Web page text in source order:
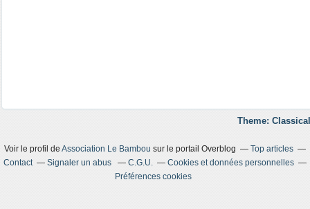
Theme:
Voir le profil de Association Le Bambou sur le portail Overblog
Top articles
Contact
Signaler un abus C.G.U.
Cookies et données personnelles
Préférences cookies